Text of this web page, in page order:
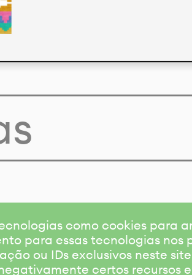
como cookies para
para essas tecnologias nos
ou IDs exclusivos neste
certos recursos